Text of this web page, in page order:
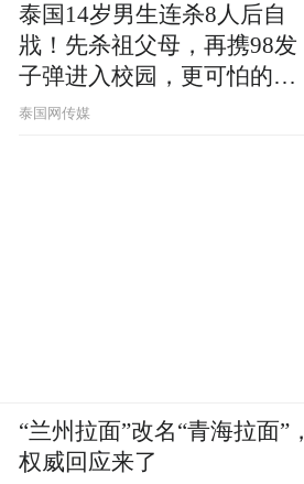
泰国14岁男生连杀8人后自
戕！先杀祖父母，再携98发
子弹进入校园，更可怕的细
节公布了
泰国网传媒
“兰州拉面”改名“青海拉面”，
权威回应来了